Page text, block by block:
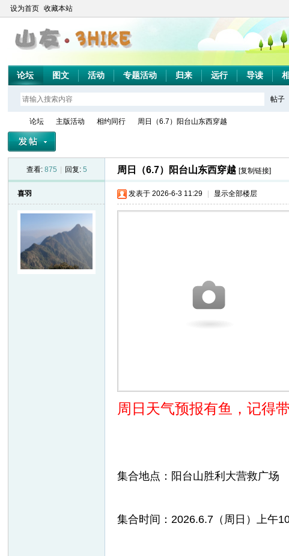
设为首页 收藏本站
论坛 图文 活动 专题活动 归来 远行 导读
帖子
论坛
›
主版活动
›
相约同行
›
周日（6.7）阳台山东西穿越
查看: 875 回复: 5 周日（6.7）阳台山东西穿越 [复制链接]
喜羽 发表于 2026-6-3 11:29 显示全部楼层
周日天气预报有鱼，记得
集合地点：阳台山胜利大营救广场
集合时间：2026.6.7（周日）上午